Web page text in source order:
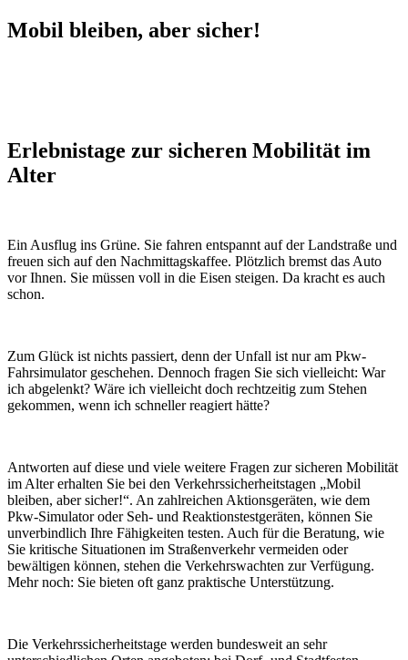
Mobil bleiben, aber sicher!
Erlebnistage zur sicheren Mobilität im
Alter
Ein Ausflug ins Grüne. Sie fahren entspannt auf der Landstraße und
freuen sich auf den Nachmittagskaffee. Plötzlich bremst das Auto
vor Ihnen. Sie müssen voll in die Eisen steigen. Da kracht es auch
schon.
Zum Glück ist nichts passiert, denn der Unfall ist nur am Pkw-
Fahrsimulator geschehen. Dennoch fragen Sie sich vielleicht: War
ich abgelenkt? Wäre ich vielleicht doch rechtzeitig zum Stehen
gekommen, wenn ich schneller reagiert hätte?
Antworten auf diese und viele weitere Fragen zur sicheren Mobilität
im Alter erhalten Sie bei den Verkehrssicherheitstagen „Mobil
bleiben, aber sicher!“. An zahlreichen Aktionsgeräten, wie dem
Pkw-Simulator oder Seh- und Reaktionstestgeräten, können Sie
unverbindlich Ihre Fähigkeiten testen. Auch für die Beratung, wie
Sie kritische Situationen im Straßenverkehr vermeiden oder
bewältigen können, stehen die Verkehrswachten zur Verfügung.
Mehr noch: Sie bieten oft ganz praktische Unterstützung.
Die Verkehrssicherheitstage werden bundesweit an sehr